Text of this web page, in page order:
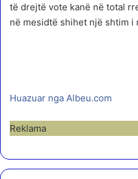
të drejtë vote kanë në total
në mesidtë shihet një shtim i
Huazuar nga Albeu.com
Reklama